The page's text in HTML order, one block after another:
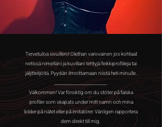
Tervetuloa sivuilleni! Olethan varovainen jos kohtaat
netissä nimelläni ja kuvillani tehtyjä feikkiprofiileja tai
jäljittelijöitä. Pyydän ilmoittamaan niistä heti minulle.
__________________________
Välkommen! Var försiktig om du stöter på falska
profiler som skapats under mitt namn och mina
bilder på nätet eller på imitatörer. Vänligen rapportera
dem direkt till mig.